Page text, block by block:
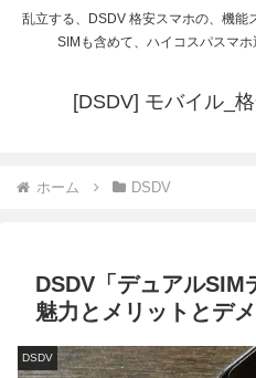
乱立する、DSDV 格安スマホの、機能
SIMも含めて、ハイコスパスマ
[DSDV] モバイル_
ホーム DSDV
DSDV「デュアルSIM
魅力とメリットとデ
DSDV